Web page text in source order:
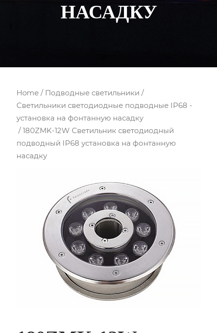
НАСАДКУ
Home / Подводные светильники /
Светильники светодиодные подводные IP68 -
установка на фонтанную насадку
/ 180ZMK-12W Светильник светодиодный
подводный IP68 установка на фонтанную
насадку